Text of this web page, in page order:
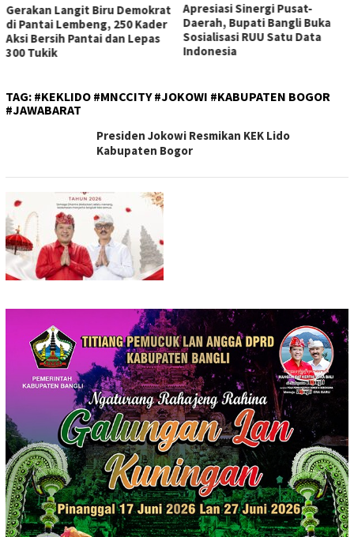
Apresiasi Sinergi Pusat-
Daerah, Bupati Bangli Buka
Sosialisasi RUU Satu Data
Indonesia
Wabup Bangli Lepas Jalan
Santai, Awali Rangkaian
Peringatan HUT ke-81
Kemerdekaan RI
TAG: #KEKLIDO #MNCCITY #JOKOWI #KABUPATEN BOGOR
#JAWABARAT
Presiden Jokowi Resmikan KEK Lido
Kabupaten Bogor